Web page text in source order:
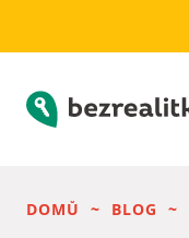
Bezrealitky
DOMŮ BLOG